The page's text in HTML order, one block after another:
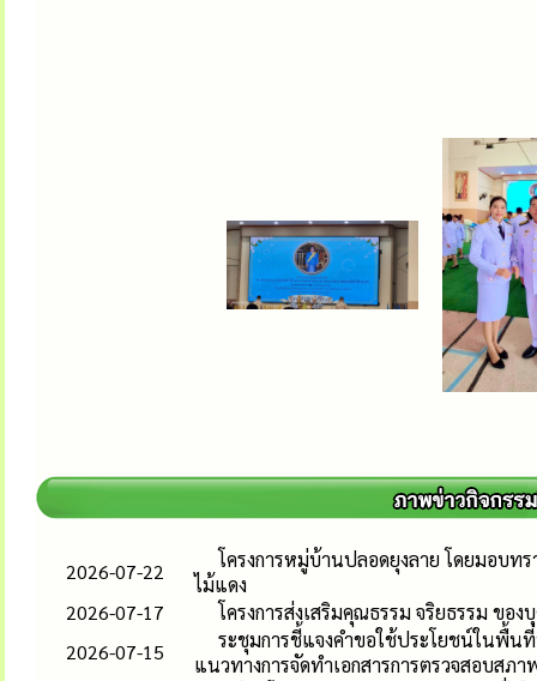
2026-07-22
โครงการหมู่บ้านปลอดยุงลาย โดยมอบท
ไม้แดง
2026-07-17
โครงการส่งเสริมคุณธรรม จริยธรรม ขอ
2026-07-15
ระชุมการชี้แจงคำขอใช้ประโยชน์ในพื้น
แนวทางการจัดทำเอกสารการตรวจสอบสภ